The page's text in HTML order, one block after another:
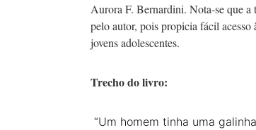
Aurora F. Bernardini. Nota-se que a
pelo autor, pois propicia fácil
jovens adolescentes.
Trecho do livro:
“Um homem tinha uma